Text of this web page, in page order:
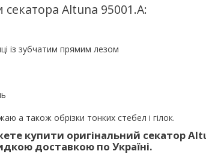
Altuna 95001.A:
із зубчатим прямим лезом
а також обрізки тонких стебел і гілок.
купити оригінальний секатор
доставкою по Україні.